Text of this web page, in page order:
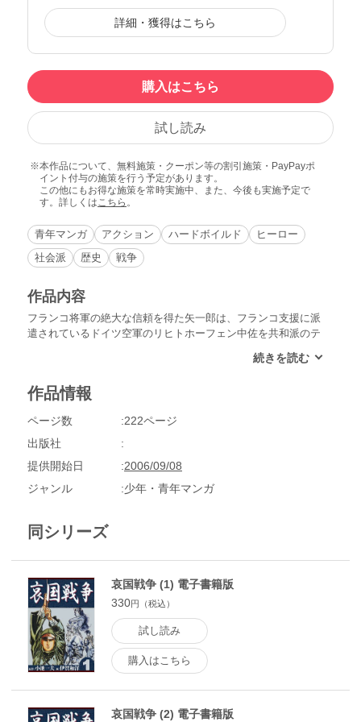
詳細・獲得はこちら
購入はこちら
試し読み
本作品について、無料施策・クーポン等の割引施策・PayPayポ
イント付与の施策を行う予定があります。
この他にもお得な施策を常時実施中、また、今後も実施予定で
す。詳しくは こちら 。
青年マンガ アクション ハードボイルド
ヒーロー
社会派
歴史 戦争
作品内容
フランコ将軍の絶大な信頼を得た矢一郎は、フランコ支援に派
遣されているドイツ空軍のリヒトホーフェン中佐を共和派のテ
作品情報
ページ数
222ページ
出版社
提供開始日
2006/09/08
ジャンル
少年・青年マンガ
同シリーズ
哀国戦争 (1) 電子書籍版
330円（税込）
試し読み
購入はこちら
哀国戦争 (2) 電子書籍版